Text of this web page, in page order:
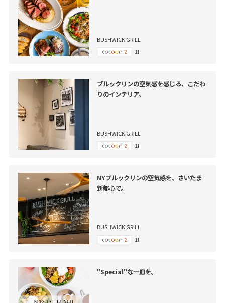
BUSHWICK GRILL
1F
ブルックリンの空気感を感じる、こだわ
りのインテリア。
BUSHWICK GRILL
1F
NYブルックリンの空気感を、さいたま
新都心で。
BUSHWICK GRILL
1F
"Special"な一皿を。